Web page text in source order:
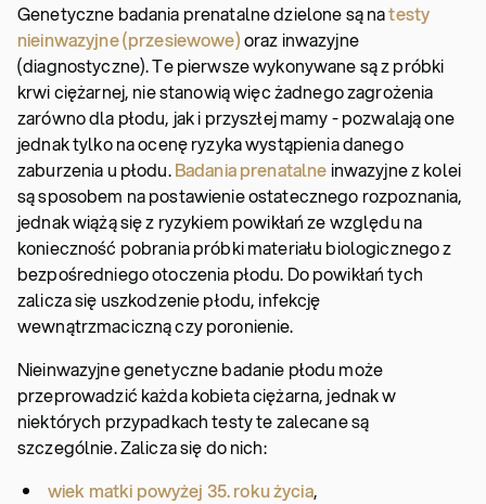
Genetyczne badania prenatalne dzielone są natesty
nieinwazyjne (przesiewowe)oraz inwazyjne
(diagnostyczne). Te pierwsze wykonywane są z próbki
krwi ciężarnej, nie stanowią więc żadnego zagrożenia
zarówno dla płodu, jak i przyszłej mamy - pozwalają one
jednak tylko na ocenę ryzyka wystąpienia danego
zaburzenia u płodu.Badania prenatalne inwazyjne z kolei
są sposobem na postawienie ostatecznego rozpoznania,
jednak wiążą się z ryzykiem powikłań ze względu na
konieczność pobrania próbki materiału biologicznego z
bezpośredniego otoczenia płodu. Do powikłań tych
zalicza się uszkodzenie płodu, infekcję
wewnątrzmaciczną czy poronienie.
Nieinwazyjne genetyczne badanie płodu może
przeprowadzić każda kobieta ciężarna, jednak w
niektórych przypadkach testy te zalecane są
szczególnie. Zalicza się do nich:
wiek matki powyżej 35. roku życia,